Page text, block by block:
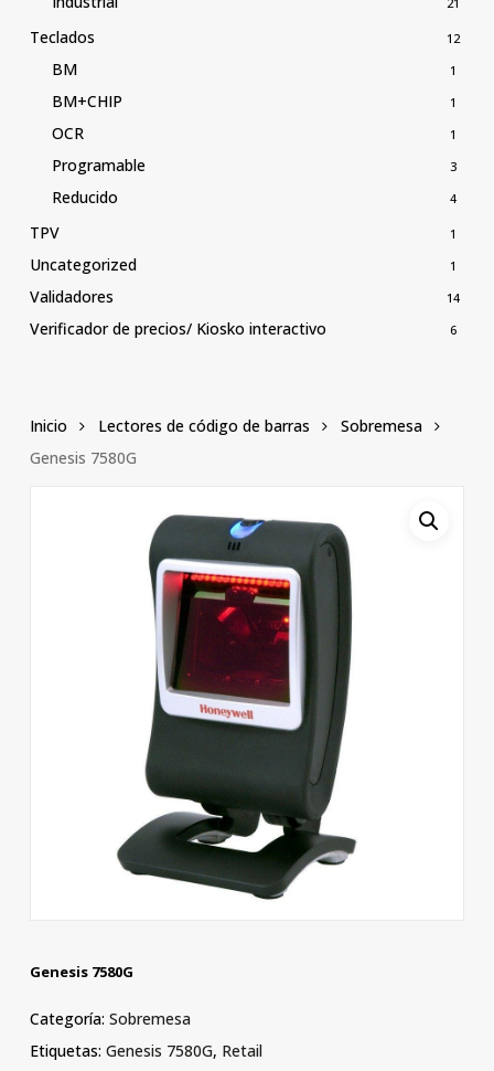
Teclados 12
BM 1
BM+CHIP 1
OCR 1
Programable 3
Reducido 4
TPV 1
Uncategorized 1
Validadores 14
Verificador de precios/ Kiosko interactivo 6
Inicio Lectores de código de barras
Sobremesa
Genesis 7580G
Genesis 7580G
Categoría: Sobremesa
Etiquetas: Genesis 7580G, Retail